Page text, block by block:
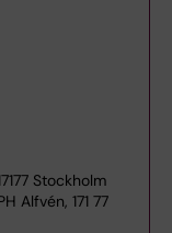
Stockholm
Alfvén, 171 77